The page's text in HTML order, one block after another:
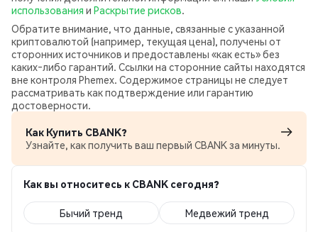
использования и Раскрытие рисков.
Обратите внимание, что данные, связанные с указанной
криптовалютой (например, текущая цена), получены от
сторонних источников и предоставлены «как есть» без
каких‑либо гарантий. Ссылки на сторонние сайты находятся
вне контроля Phemex. Содержимое страницы не следует
рассматривать как подтверждение или гарантию
достоверности.
Как Купить CBANK?
Узнайте, как получить ваш первый CBANK за минуты.
Как вы относитесь к CBANK сегодня?
Бычий тренд Медвежий тренд